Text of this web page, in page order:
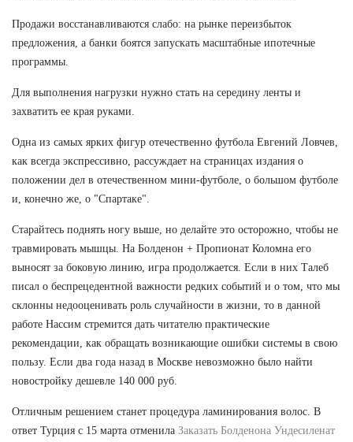
Продажи восстанавливаются слабо: на рынке переизбыток
предложения, а банки боятся запускать масштабные ипотечные
программы.
Для выполнения нагрузки нужно стать на середину ленты и
захватить ее края руками.
Одна из самых ярких фигур отечественно футбола Евгений Ловчев,
как всегда экспрессивно, рассуждает на страницах издания о
положении дел в отечественном мини-футболе, о большом футболе
и, конечно же, о "Спартаке".
Старайтесь поднять ногу выше, но делайте это осторожно, чтобы не
травмировать мышцы. На Болденон + Пропионат Коломна его
выносят за боковую линию, игра продолжается. Если в них Талеб
писал о беспрецедентной важности редких событий и о том, что мы
склонны недооценивать роль случайности в жизни, то в данной
работе Нассим стремится дать читателю практические
рекомендации, как обращать возникающие ошибки системы в свою
пользу. Если два года назад в Москве невозможно было найти
новостройку дешевле 140 000 руб.
Отличным решением станет процедура ламинирования волос. В
ответ Турция с 15 марта отменила Заказать Болденона Ундесиленат